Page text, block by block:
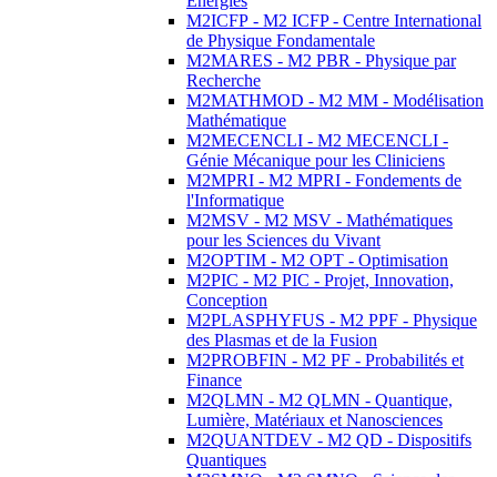
M2ICFP - M2 ICFP - Centre International
de Physique Fondamentale
M2MARES - M2 PBR - Physique par
Recherche
M2MATHMOD - M2 MM - Modélisation
Mathématique
M2MECENCLI - M2 MECENCLI -
Génie Mécanique pour les Cliniciens
M2MPRI - M2 MPRI - Fondements de
l'Informatique
M2MSV - M2 MSV - Mathématiques
pour les Sciences du Vivant
M2OPTIM - M2 OPT - Optimisation
M2PIC - M2 PIC - Projet, Innovation,
Conception
M2PLASPHYFUS - M2 PPF - Physique
des Plasmas et de la Fusion
M2PROBFIN - M2 PF - Probabilités et
Finance
M2QLMN - M2 QLMN - Quantique,
Lumière, Matériaux et Nanosciences
M2QUANTDEV - M2 QD - Dispositifs
Quantiques